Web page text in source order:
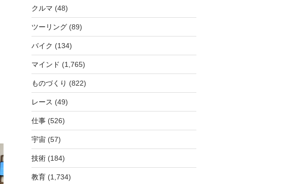
クルマ (48)
ツーリング(89)
バイク (134)
マインド (1,765)
ものづくり (822)
レース (49)
仕事(526)
宇宙(57)
技術(184)
教育(1,734)